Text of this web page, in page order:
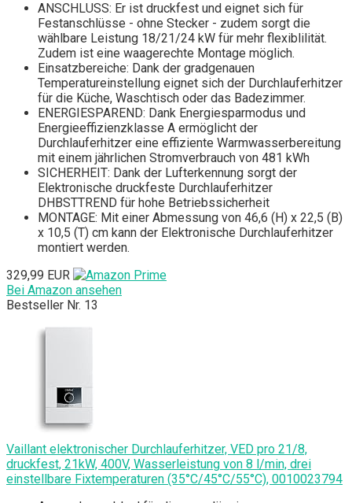
ANSCHLUSS: Er ist druckfest und eignet sich für
Festanschlüsse - ohne Stecker - zudem sorgt die
wählbare Leistung 18/21/24 kW für mehr flexiblilität.
Zudem ist eine waagerechte Montage möglich.
Einsatzbereiche: Dank der gradgenauen
Temperatureinstellung eignet sich der Durchlauferhitzer
für die Küche, Waschtisch oder das Badezimmer.
ENERGIESPAREND: Dank Energiesparmodus und
Energieeffizienzklasse A ermöglicht der
Durchlauferhitzer eine effiziente Warmwasserbereitung
mit einem jährlichen Stromverbrauch von 481 kWh
SICHERHEIT: Dank der Lufterkennung sorgt der
Elektronische druckfeste Durchlauferhitzer
DHBSTTREND für hohe Betriebssicherheit
MONTAGE: Mit einer Abmessung von 46,6 (H) x 22,5 (B)
x 10,5 (T) cm kann der Elektronische Durchlauferhitzer
montiert werden.
329,99 EUR
Bei Amazon ansehen
Bestseller Nr. 13
Vaillant elektronischer Durchlauferhitzer, VED pro 21/8,
druckfest, 21kW, 400V, Wasserleistung von 8 l/min, drei
einstellbare Fixtemperaturen (35°C/45°C/55°C), 0010023794